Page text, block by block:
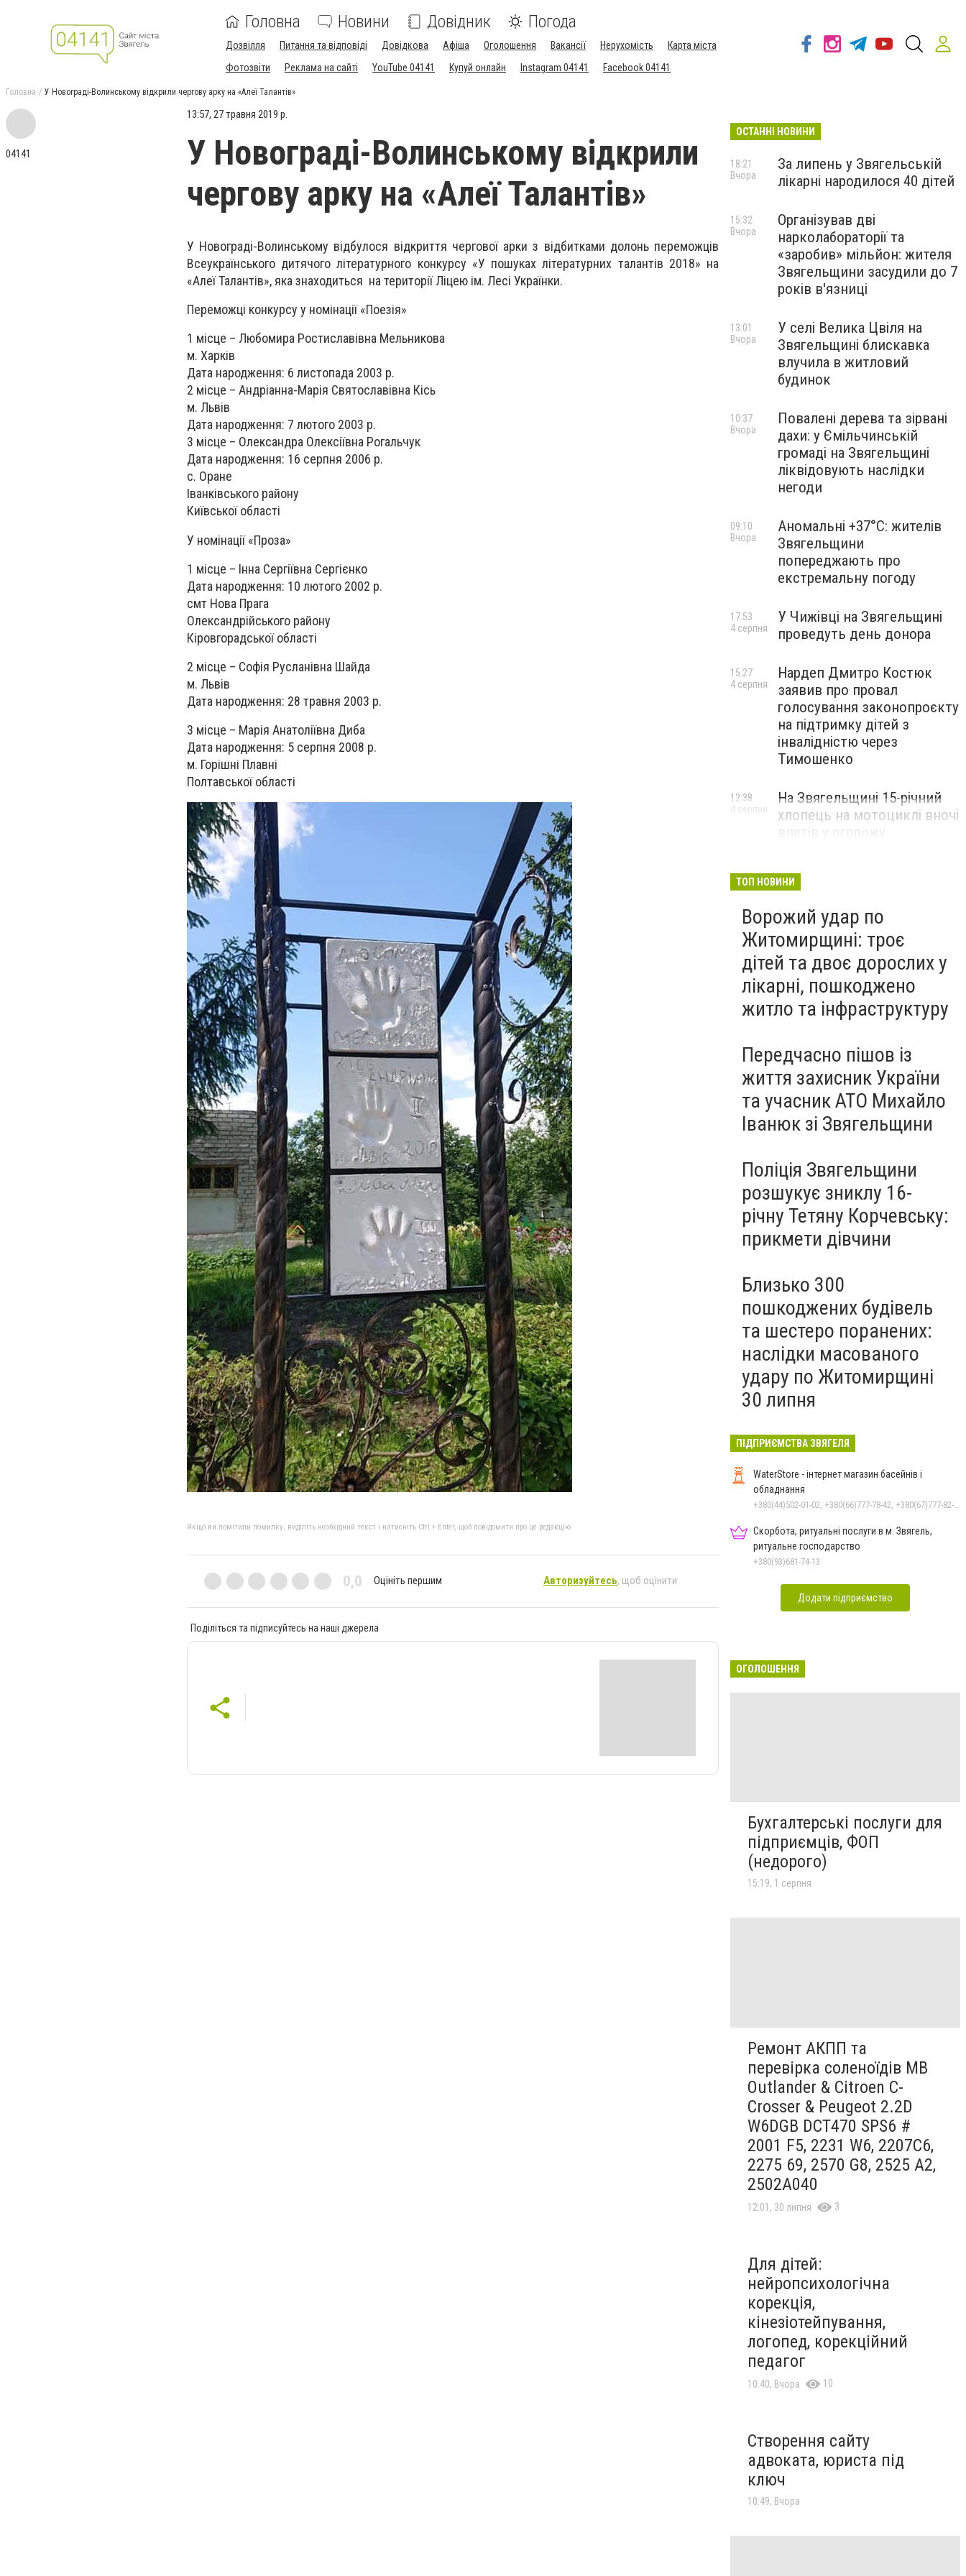
Головна Новини Довідник Погода
Дозвілля Питання та відповіді Довідкова Афіша Оголошення Вакансії Нерухомість
Карта міста
Фотозвіти
Реклама на сайті YouTube 04141 Купуй онлайн Instagram 04141 Facebook 04141
Головна У Новограді-Волинському відкрили чергову арку на «Алеї Талантів»
04141
13:57, 27 травня 2019 р.
У Новограді-Волинському відкрили
чергову арку на «Алеї Талантів»
У Новограді-Волинському відбулося відкриття чергової арки з відбитками долонь переможців
Всеукраїнського дитячого літературного конкурсу «У пошуках літературних талантів 2018» на
«Алеї Талантів», яка знаходиться на території Ліцею ім. Лесі Українки.
Переможці конкурсу у номінації «Поезія»
1 місце – Любомира Ростиславівна Мельникова
м. Харків
Дата народження: 6 листопада 2003 р.
2 місце – Андріанна-Марія Святославівна Кісь
м. Львів
Дата народження: 7 лютого 2003 р.
3 місце – Олександра Олексіївна Рогальчук
Дата народження: 16 серпня 2006 р.
с. Оране
Іванківського району
Київської області
У номінації «Проза»
1 місце – Інна Сергіївна Сергієнко
Дата народження: 10 лютого 2002 р.
смт Нова Прага
Олександрійського району
Кіровгорадської області
2 місце – Софія Русланівна Шайда
м. Львів
Дата народження: 28 травня 2003 р.
3 місце – Марія Анатоліївна Диба
Дата народження: 5 серпня 2008 р.
м. Горішні Плавні
Полтавської області
Якщо ви помітили помилку, виділіть необхідний текст і натисніть Ctrl + Enter, щоб повідомити про це редакцію
0,0 Оцініть першим Авторизуйтесь, щоб оцінити
Поділіться та підписуйтесь на наші джерела
ОСТАННІ НОВИНИ
За липень у Звягельській
лікарні народилося 40 дітей
18:21
Вчора
Організував дві
нарколабораторії та
«заробив» мільйон: жителя
Звягельщини засудили до 7
років в'язниці
15:32
Вчора
У селі Велика Цвіля на
Звягельщині блискавка
влучила в житловий
будинок
13:01
Вчора
Повалені дерева та зірвані
дахи: у Ємільчинській
громаді на Звягельщині
ліквідовують наслідки
негоди
10:37
Вчора
Аномальні +37°C: жителів
Звягельщини
попереджають про
екстремальну погоду
09:10
Вчора
У Чижівці на Звягельщині
проведуть день донора
17:53
4 серпня
Нардеп Дмитро Костюк
заявив про провал
голосування законопроєкту
на підтримку дітей з
інвалідністю через
Тимошенко
15:27
4 серпня
На Звягельщині 15-річний
хлопець на мотоциклі вночі
12:38
4 серпня
ТОП НОВИНИ
Ворожий удар по
Житомирщині: троє
дітей та двоє дорослих у
лікарні, пошкоджено
житло та інфраструктуру
Передчасно пішов із
життя захисник України
та учасник АТО Михайло
Іванюк зі Звягельщини
Поліція Звягельщини
розшукує зниклу 16-
річну Тетяну Корчевську:
прикмети дівчини
Близько 300
пошкоджених будівель
та шестеро поранених:
наслідки масованого
удару по Житомирщині
30 липня
ПІДПРИЄМСТВА ЗВЯГЕЛЯ
WaterStore - інтернет магазин басейнів і
обладнання
+380(44)502-01-02, +380(66)777-78-42, +380(67)777-82-19, +380(67)890-80-80, +380(73)890-80-80, +380(44)502-01-03
Скорбота, ритуальні послуги в м. Звягель,
ритуальне господарство
+380(93)681-74-13
Додати підприємство
ОГОЛОШЕННЯ
Бухгалтерські послуги для
підприємців, ФОП
(недорого)
15:19, 1 серпня
Ремонт АКПП та
перевірка соленоїдів MB
Outlander & Citroen C-
Crosser & Peugeot 2.2D
W6DGB DCT470 SPS6 #
2001 F5, 2231 W6, 2207C6,
2275 69, 2570 G8, 2525 A2,
2502A040
12:01, 30 липня 3
Для дітей:
нейропсихологічна
корекція,
кінезіотейпування,
логопед, корекційний
педагог
10:40, Вчора 10
Створення сайту
адвоката, юриста під
ключ
10:49, Вчора